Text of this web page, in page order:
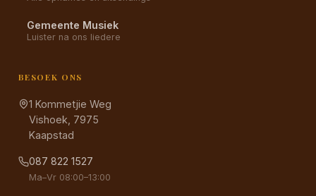
Gemeente Musiek
Luister na ons liedere
BESOEK ONS
1 Kommetjie Weg
Vishoek, 7975
Kaapstad
087 822 1527
Ma–Vr 08:00–13:00